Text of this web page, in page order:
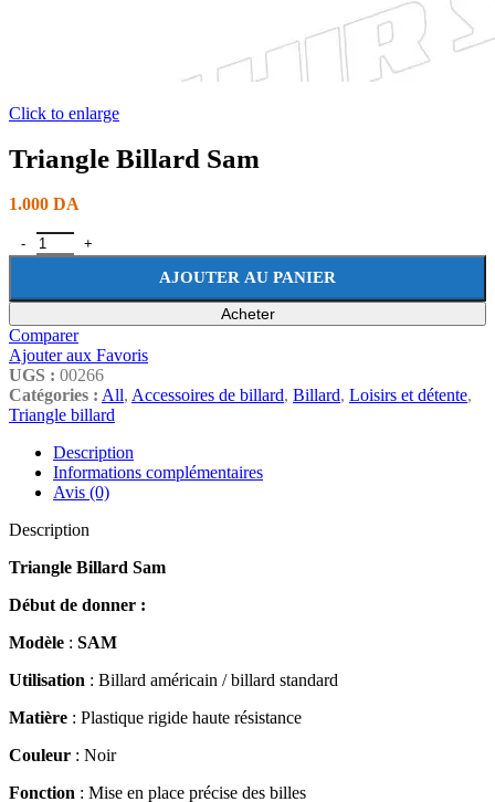
Click to enlarge
Triangle Billard Sam
1.000 DA
AJOUTER AU PANIER
Acheter
Comparer
Ajouter aux Favoris
UGS : 00266
Catégories : All, Accessoires de billard, Billard, Loisirs et détente,
Triangle billard
Description
Informations complémentaires
Avis (0)
Description
Triangle Billard Sam
Début de donner :
Modèle : SAM
Utilisation : Billard américain / billard standard
Matière : Plastique rigide haute résistance
Couleur : Noir
Fonction : Mise en place précise des billes